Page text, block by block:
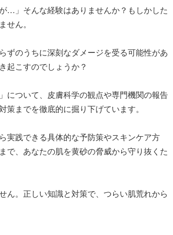
…」そんな経験はありませんか？もしかした
せん。
ずのうちに深刻なダメージを受る可能性があ
起こすのでしょうか？
について、皮膚科学の観点や専門機関の報告
策までを徹底的に掘り下げています。
実践できる具体的な予防策やスキンケア方
で、あなたの肌を黄砂の脅威から守り抜くた
ん。正しい知識と対策で、つらい肌荒れから